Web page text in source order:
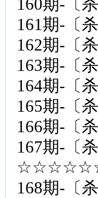
160期-〔
161期-〔
162期-〔
163期-〔
164期-〔
165期-〔
166期-〔
167期-〔
168期-〔